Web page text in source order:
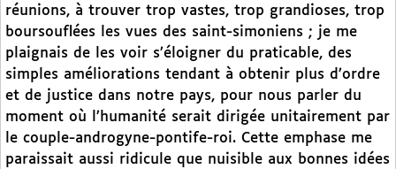
réunions, à trouver trop vastes, trop grandioses, trop
boursouflées les vues des saint-simoniens ; je me
plaignais de les voir s’éloigner du praticable, des
simples améliorations tendant à obtenir plus d’ordre
et de justice dans notre pays, pour nous parler du
moment où l’humanité serait dirigée unitairement par
le couple-androgyne-pontife-roi. Cette emphase me
paraissait aussi ridicule que nuisible aux bonnes idées